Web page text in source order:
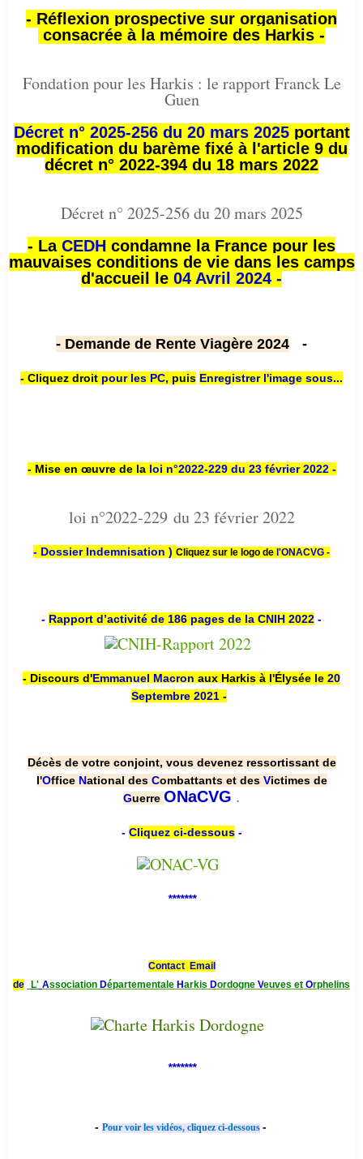
- Réflexion prospective sur organisation
consacrée à la mémoire des Harkis -
Fondation pour les Harkis : le rapport Franck Le
Guen
Décret n° 2025-256 du 20 mars 2025portant
modification du barème fixé à l'article 9 du
décret n° 2022-394 du 18 mars 2022
Décret n° 2025-256 du 20 mars 2025
- La CEDH condamne la France pour les
mauvaises conditions de vie dans les camps
d'accueil le 04 Avril 2024 -
- Demande de Rente Viagère 2024 -
- Cliquez droit pour les PC, puis Enregistrer l'image sous...
- Mise en œuvre de la loi n°2022-229 du 23 février 2022 -
loi n°2022-229 du 23 février 2022
- Dossier Indemnisation ) Cliquez sur le logo de l'ONACVG -
- Rapport d’activité de 186 pages de la CNIH 2022 -
- Discours d'Emmanuel Macron aux Harkis à l'Élysée le 20
Septembre 2021 -
Décès de votre conjoint, vous devenez ressortissant de
l'Office National des Combattants et des Victimes de
Guerre ONaCVG .
- Cliquez ci-dessous-
*******
Contact Email
de
L' Association Départementale Harkis Dordogne Veuves et Orphelins
*******
- Pour voir les vidéos, cliquez ci-dessous -